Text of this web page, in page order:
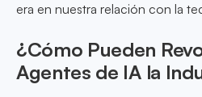
era en nuestra relación con la
¿Cómo Pueden
Agentes de IA la